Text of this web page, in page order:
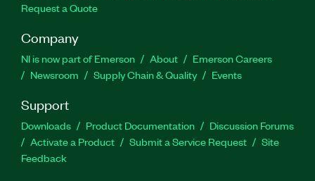
Request a Quote
Company
NI is now part of Emerson About
Emerson Careers
Newsroom
Supply Chain & Quality Events
Support
Downloads Product Documentation
Discussion Forums
Activate a Product
Submit a Service Request
Site
Feedback